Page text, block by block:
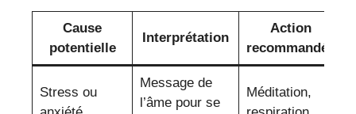
Cause
potentielle
Interprétation
Action
recommandée
Stress ou
Message de
l’âme pour se
Méditation,